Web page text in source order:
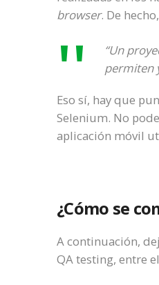
browser. De
“Un
permiten
Eso sí, hay que
Selenium. No
aplicación móvil
¿Cómo se
A continuación,
QA testing, entre